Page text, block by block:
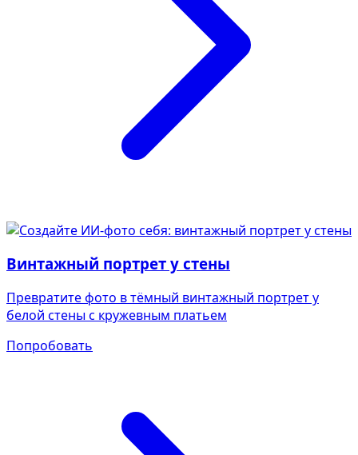
Винтажный портрет у стены
Превратите фото в тёмный винтажный портрет у
белой стены с кружевным платьем
Попробовать